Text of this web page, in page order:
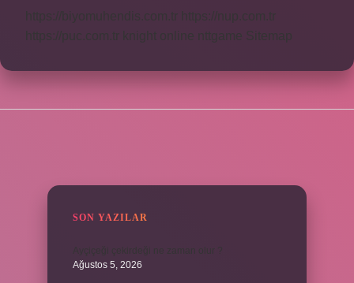
https://biyomuhendis.com.tr
https://nup.com.tr
nttgame Sitemap
SON YAZILAR
Ağustos 5, 2026